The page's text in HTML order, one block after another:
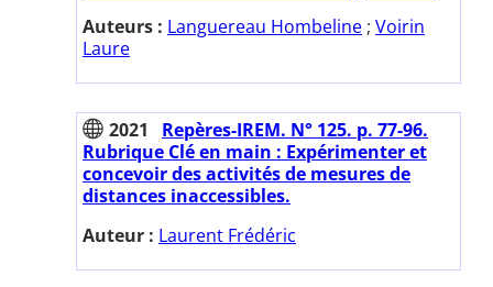
Auteurs : Languereau Hombeline ; Voirin
Laure
2021
Repères-IREM. N° 125. p. 77-96.
Rubrique Clé en main : Expérimenter et
concevoir des activités de mesures de
distances inaccessibles.
Auteur : Laurent Frédéric